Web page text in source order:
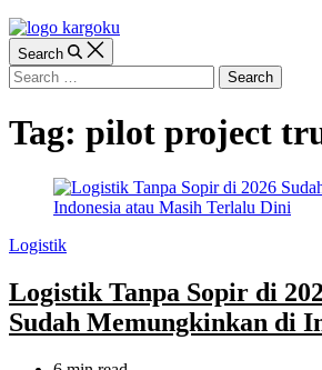
Search
Search
for:
Tag: pilot project
Categories
Logistik
Logistik Tanpa Sopir di
Sudah Memungkinkan di